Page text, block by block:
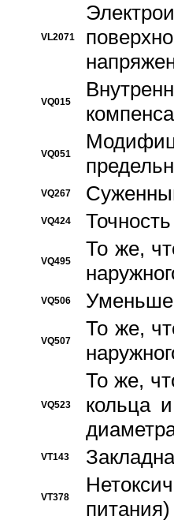
VL2071
VQ015
VQ051
VQ267
VQ424
VQ495
То же,
VQ506
VQ507
То же,
VQ523
То же,
кольца
VT143
VT378
питания)